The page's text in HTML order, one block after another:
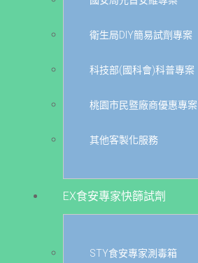
衛生局DIY簡易試劑專案
科技部(國科會)科普專案
桃園市民暨廠商優惠專案
其他客製化服務
EX食安專家快篩試劑
STY食安專家測毒箱